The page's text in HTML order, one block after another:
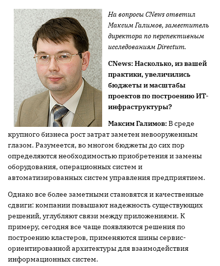
На вопросыCNews ответил
Максим Галимов, заместитель
директора по перспективным
исследованиямDirectum.
CNews: Насколько, из вашей
практики, увеличились
бюджеты и масштабы
проектов по построению ИТ-
инфраструктуры?
Максим Галимов:В среде
крупного бизнеса рост затрат заметен невооруженным
глазом. Разумеется, во многом бюджеты до сих пор
определяются необходимостью приобретения и замены
оборудования, операционных систем и
автоматизированных систем управления предприятием.
Однако все более заметными становятся и качественные
сдвиги: компании повышают надежность существующих
решений, углубляют связи между приложениями. К
примеру, сегодня все чаще появляются решения по
построению кластеров, применяются шины сервис-
ориентированной архитектуры для взаимодействия
информационных систем.